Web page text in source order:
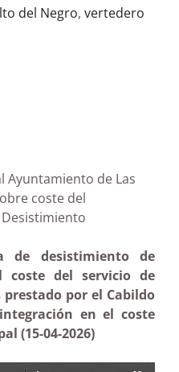
del Negro, vertedero
Ayuntamiento de Las
coste del
|Desistimiento
de desistimiento de
coste del servicio de
por el Cabildo
en el coste
(15-04-2026)